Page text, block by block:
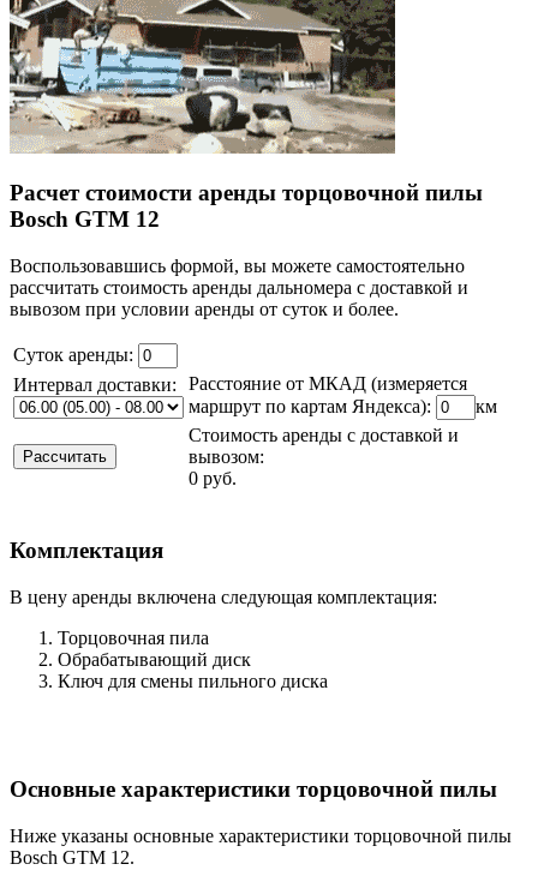
Расчет стоимости аренды торцовочной пилы
Bosch GTM 12
Воспользовавшись формой, вы можете самостоятельно
рассчитать стоимость аренды дальномера с доставкой и
вывозом при условии аренды от суток и более.
Суток аренды:
Интервал доставки:
Расстояние от МКАД (измеряется
маршрут по картам Яндекса):
км
Стоимость аренды с доставкой и
вывозом:
0 руб.
Комплектация
В цену аренды включена следующая комплектация:
Торцовочная пила
Обрабатывающий диск
Ключ для смены пильного диска
Основные характеристики торцовочной пилы
Ниже указаны основные характеристики торцовочной пилы
Bosch GTM 12.